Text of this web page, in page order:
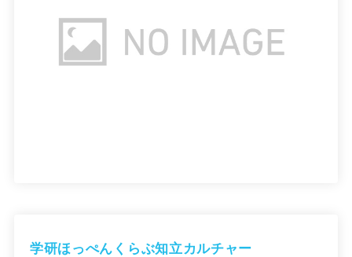
学研ほっぺんくらぶ知立カルチャー